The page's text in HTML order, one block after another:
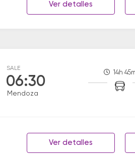
Ver detalles
SALE
06:30
Mendoza
14h
Ver detalles